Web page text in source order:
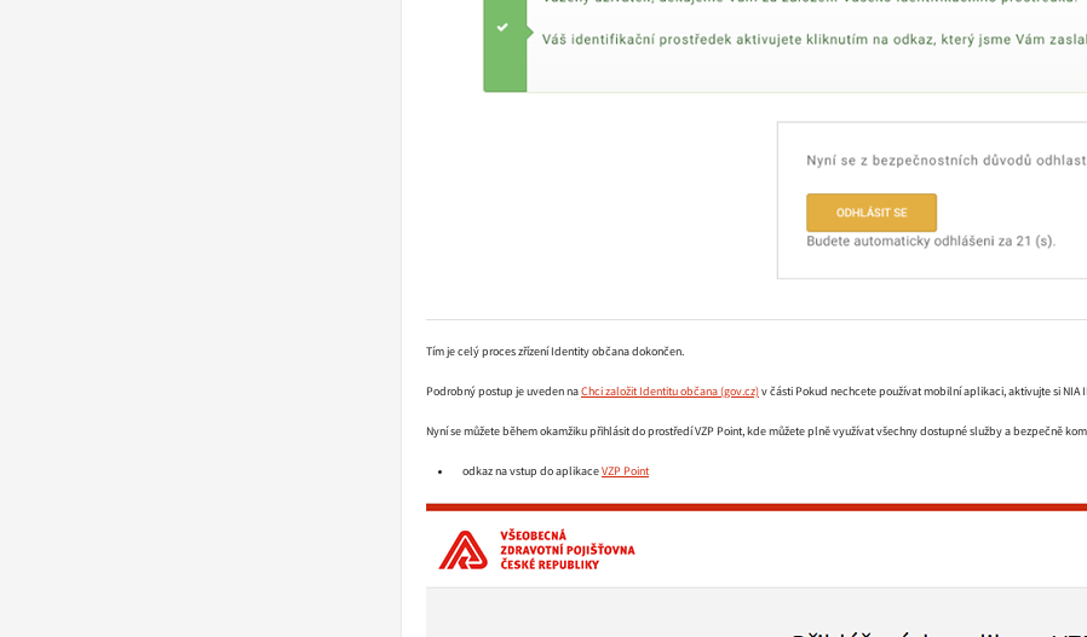
Tím je celý proces zřízení Identity občana dokončen.
Podrobný postup je uveden naChci založit Identitu občana (gov.cz)v části Pokud nechcete používat mobilní aplikaci, aktivujte si NIA
Nyní se můžete během okamžiku přihlásit do prostředí VZP Point, kde můžete plně využívat všechny dostupné služby a bezpečně
odkaz na vstup do aplikaceVZP Point